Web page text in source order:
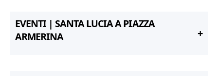
EVENTI | SANTA LUCIA A PIAZZA
ARMERINA